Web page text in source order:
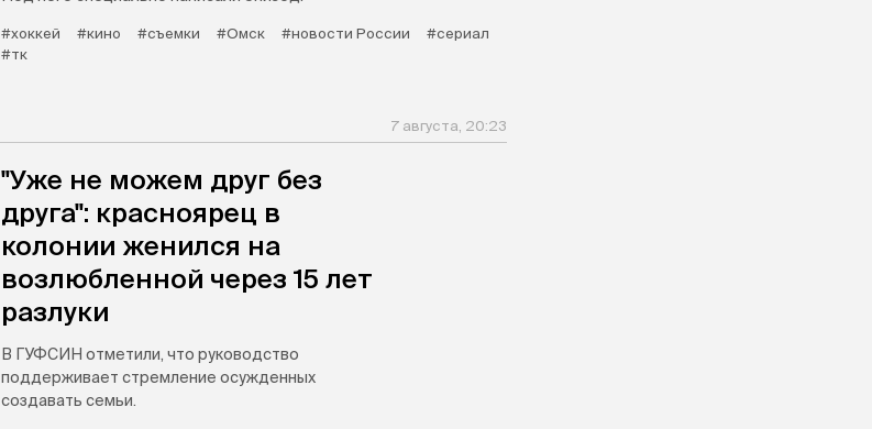
#хоккей #кино #съемки #Омск #новости России
#сериал
#тк
7 августа, 20:23
"Уже не можем друг без
друга": красноярец в
колонии женился на
возлюбленной через 15 лет
разлуки
В ГУФСИН отметили, что руководство
поддерживает стремление осужденных
создавать семьи.